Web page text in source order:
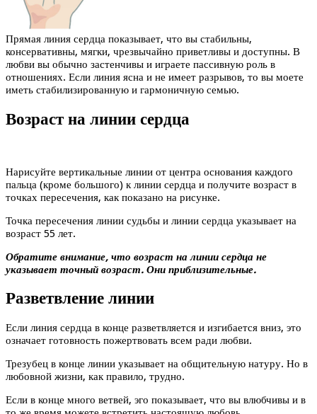
Прямая линия сердца показывает, что вы стабильны,
консервативны, мягки, чрезвычайно приветливы и доступны. В
любви вы обычно застенчивы и играете пассивную роль в
отношениях. Если линия ясна и не имеет разрывов, то вы моете
иметь стабилизированную и гармоничную семью.
Возраст на линии сердца
Нарисуйте вертикальные линии от центра основания каждого
пальца (кроме большого) к линии сердца и получите возраст в
точках пересечения, как показано на рисунке.
Точка пересечения линии судьбы и линии сердца указывает на
возраст 55 лет.
Обратите внимание, что возраст на линии сердца не
указывает точный возраст. Они приблизительные.
Разветвление линии
Если линия сердца в конце разветвляется и изгибается вниз, это
означает готовность пожертвовать всем ради любви.
Трезубец в конце линии указывает на общительную натуру. Но в
любовной жизни, как правило, трудно.
Если в конце много ветвей, эго показывает, что вы влюбчивы и в